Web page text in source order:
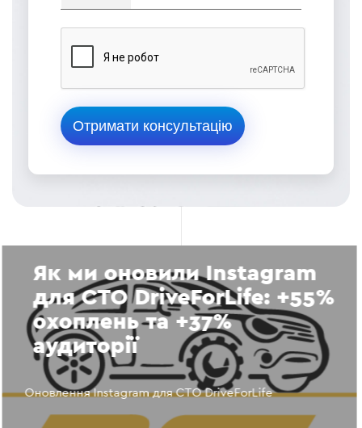
Як ми оновили Instagram
для СТО DriveForLife: +55%
охоплень та +37%
аудиторії
Оновлення Instagram для СТО DriveForLife